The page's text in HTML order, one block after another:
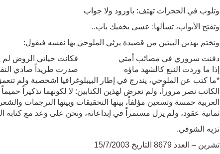
وتلوب في الحجرات تهتف: باورود ولا جواب
وتفتح الأبواب، تسألها: عسى يخفيك باب..
ونختم بهذين البيتين من قصيدة يرثي الملوحي بها نفسه فيقول:
دفنت سروري في مصائب أمتي
إذا ما وردت النبع كالشهد ماؤه
فكانت حياتي الروض لم
صدرت طريداً صادي
*ما كتب عن الملوحي، يندرج في إطار البيبلوغرافيا اشخصية ولم
الكاتب نصر مروراً، ولم نعرض لهذين الكتابين: لا لكونهما تذكيراً حميماً
العربية خمسة وتسعين مؤلفاً، بينها التحقيقات وبينها الترجمات
ثمانية عقود، ولم يزل مستمراً في إبداعاته، ونحن على وعد مع كتابه
نزيه الشوفي.
تشرين – العدد 8679 التاريخ 15/7/2003